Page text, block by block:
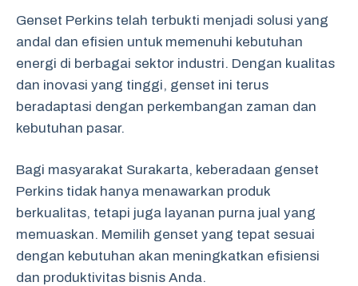
Genset Perkins telah terbukti menjadi solusi yang
andal dan efisien untuk memenuhi kebutuhan
energi di berbagai sektor industri. Dengan kualitas
dan inovasi yang tinggi, genset ini terus
beradaptasi dengan perkembangan zaman dan
kebutuhan pasar.
Bagi masyarakat Surakarta, keberadaan genset
Perkins tidak hanya menawarkan produk
berkualitas, tetapi juga layanan purna jual yang
memuaskan. Memilih genset yang tepat sesuai
dengan kebutuhan akan meningkatkan efisiensi
dan produktivitas bisnis Anda.